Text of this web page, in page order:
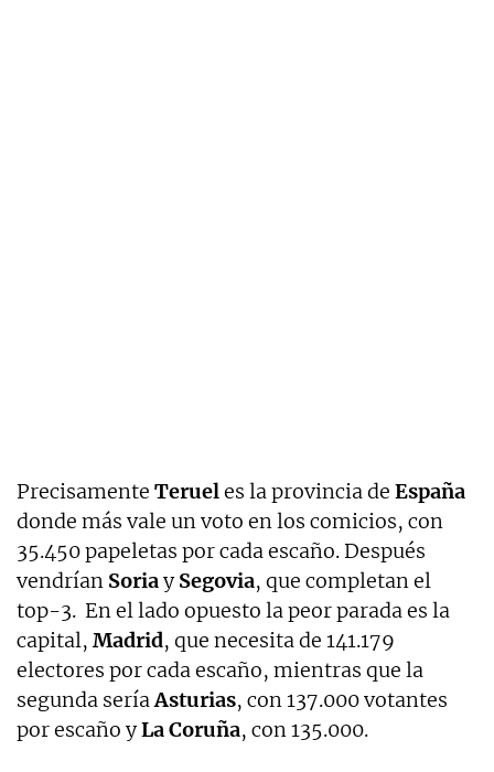
Precisamente Terueles la provincia de España
donde más vale un voto en los comicios, con
35.450 papeletas por cada escaño. Después
vendrían SoriaySegovia, que completan el
top-3. En el lado opuesto la peor parada es la
capital, Madrid, que necesita de 141.179
electores por cada escaño, mientras que la
segunda seríaAsturias, con 137.000 votantes
por escaño yLa Coruña, con 135.000.